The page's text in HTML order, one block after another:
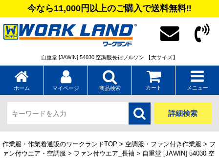
今なら11,000円以上のご購入で送料無料‼
自重堂 [JAWIN] 54030 空調服長袖ブルゾン 【大サイズ】
ホーム マイページ 商品検索 カート メニュー
詳細検索
作業服・作業着通販のワークランドTOP > 空調服・ファン付き作業服 > フ
ァン付ウエア・空調服 > ファン付ウエア_長袖 > 自重堂 [JAWIN] 54030 空